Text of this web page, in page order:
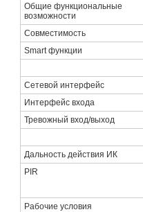
Общие функциональные
возможности
Совместимость
Smart функции
Сетевой интерфейс
Интерфейс входа
Тревожный вход/выход
Дальность действия ИК
PIR
Рабочие условия